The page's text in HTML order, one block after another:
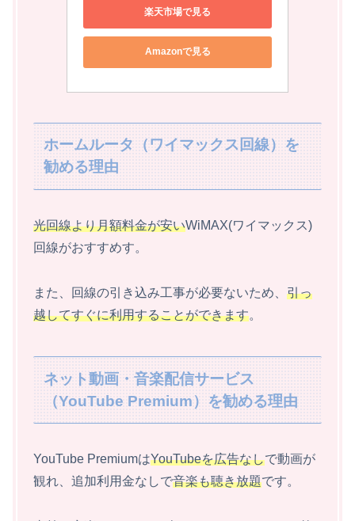
楽天市場で見る
Amazonで見る
ホームルータ（ワイマックス回線）を
勧める理由
光回線より月額料金が安いWiMAX(ワイマックス)
回線がおすすめす。
また、回線の引き込み工事が必要ないため、 引っ
越してすぐに利用することができます。
ネット動画・音楽配信サービス
（YouTube Premium）を勧める理由
YouTube PremiumはYouTubeを広告なしで動画が
観れ、追加利用金なしで音楽も聴き放題です。